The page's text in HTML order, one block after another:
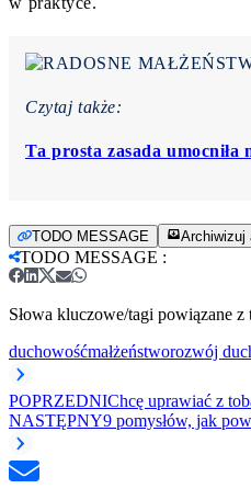
Czytaj także:
Ta prosta zasada umocniła
TODO MESSAGE Archiwizuj
TODO MESSAGE :
Słowa kluczowe/tagi powiązane z
duchowośćmałżeństworozwój
POPRZEDNIChcę uprawiać z
NASTĘPNY9 pomysłów, jak